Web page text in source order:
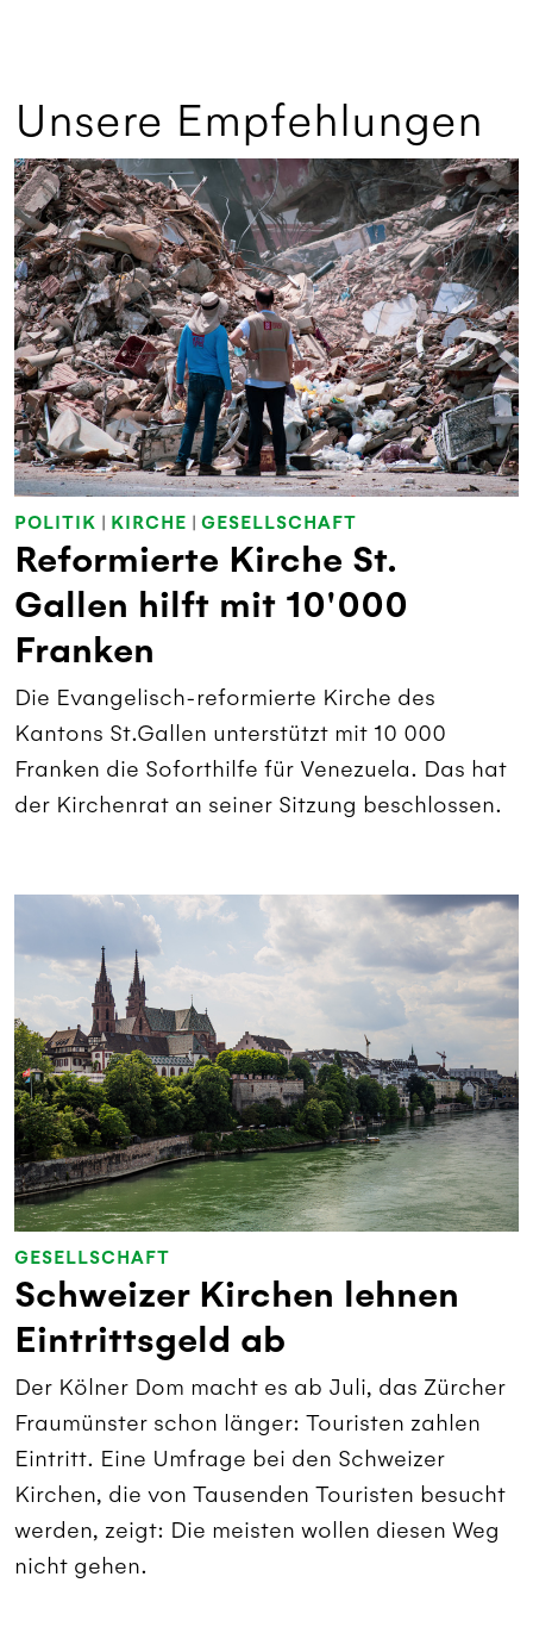
Unsere Empfehlungen
POLITIK | KIRCHE | GESELLSCHAFT
Reformierte Kirche St.
Gallen hilft mit 10'000
Franken
Die Evangelisch-reformierte Kirche des
Kantons St.Gallen unterstützt mit 10 000
Franken die Soforthilfe für Venezuela. Das hat
der Kirchenrat an seiner Sitzung beschlossen.
GESELLSCHAFT
Schweizer Kirchen lehnen
Eintrittsgeld ab
Der Kölner Dom macht es ab Juli, das Zürcher
Fraumünster schon länger: Touristen zahlen
Eintritt. Eine Umfrage bei den Schweizer
Kirchen, die von Tausenden Touristen besucht
werden, zeigt: Die meisten wollen diesen Weg
nicht gehen.